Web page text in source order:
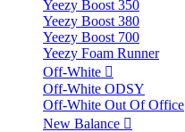
Yeezy Boost 350
Yeezy Boost 380
Yeezy Boost 700
Yeezy Foam Runner
Off-White
Off-White ODSY
Off-White Out Of Office
New Balance